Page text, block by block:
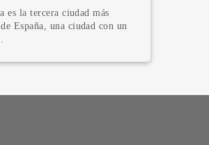
la historia detrás de este
combina tradición, arte y